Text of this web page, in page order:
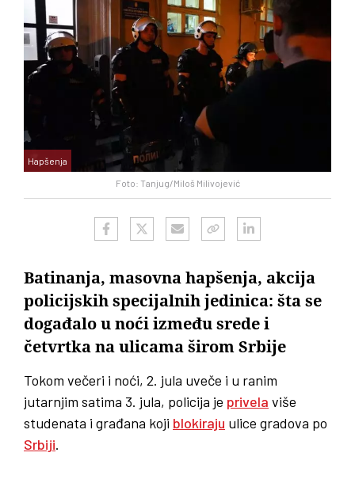
Foto: Tanjug/Miloš Milivojević
Hapšenja
Batinanja, masovna hapšenja, akcija
policijskih specijalnih jedinica: šta se
događalo u noći između srede i
četvrtka na ulicama širom Srbije
Tokom večeri i noći, 2. jula uveče i u ranim
jutarnjim satima 3. jula, policija je privela više
studenata i građana koji blokiraju ulice gradova po
Srbiji.